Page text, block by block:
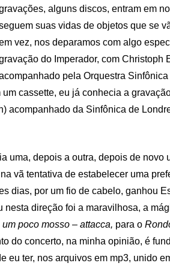
alguns discos, entram em
suas vidas de objetos que se
vez, nos deparamos com algo
do Imperador, com Christoph
pela Orquestra
cassette, eu já conhecia a
acompanhado da Sinfônica de
uma, depois a outra, depois de novo
vã tentativa de estabelecer uma
dias, por um fio de cabelo, ganhou
nesta direção foi a maravilhosa, a
poco mosso – attacca, para o
do concerto, na minha opinião, é
eu ter, nos arquivos em mp3, unido